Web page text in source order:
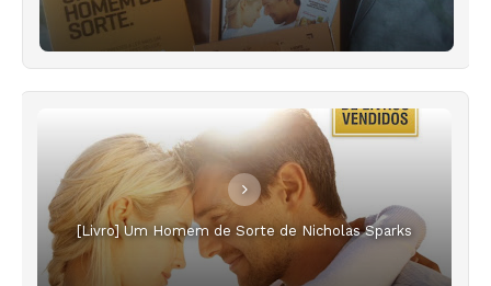
[Livro] Um Homem de Sorte de Nicholas Sparks